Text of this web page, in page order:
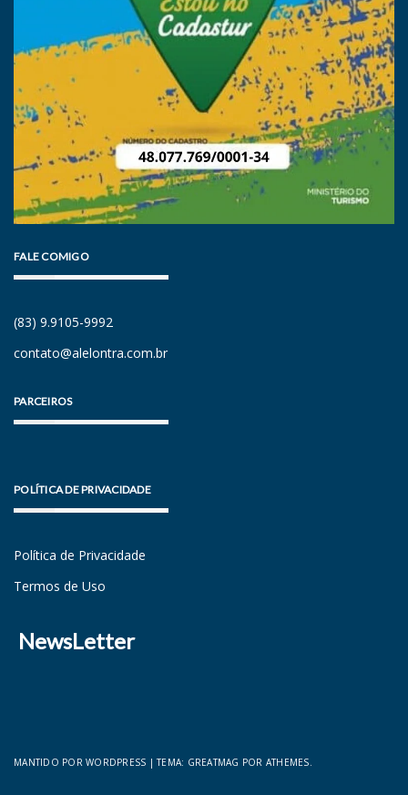
FALE COMIGO
(83) 9.9105-9992
contato@alelontra.com.br
PARCEIROS
POLÍTICA DE PRIVACIDADE
Política de Privacidade
Termos de Uso
NewsLetter
MANTIDO POR WORDPRESS |TEMA: GREATMAG POR ATHEMES.